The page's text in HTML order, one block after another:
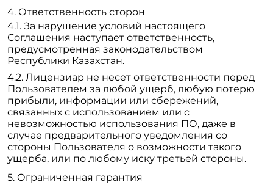
Ответственность сторон
За нарушение условий настоящего
Соглашения наступает ответственность,
предусмотренная законодательством
Республики Казахстан.
Лицензиар не несет ответственности перед
Пользователем за любой ущерб, любую потерю
прибыли, информации или сбережений,
связанных с использованием или с
невозможностью использования ПО, даже в
случае предварительного уведомления со
стороны Пользователя о возможности такого
ущерба, или по любому иску третьей стороны.
Ограниченная гарантия